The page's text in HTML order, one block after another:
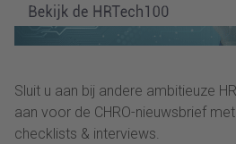
Sluit u aan bij andere ambitieuze
aan voor de CHRO-nieuwsbrief
checklists & interviews.